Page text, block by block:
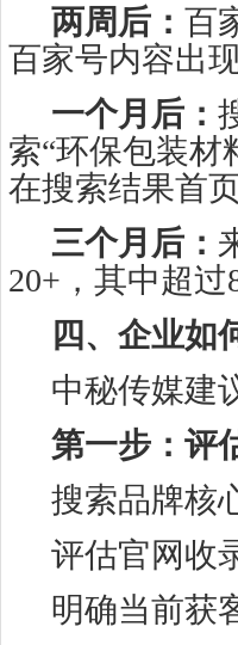
两周后： 百
百家号内容出
一个月后：
索“环保包装材
在搜索结果首
三个月后：
20+，其中超
四、企业如
中秘传媒建
第一步：评
搜索品牌核
评估官网收
明确当前获